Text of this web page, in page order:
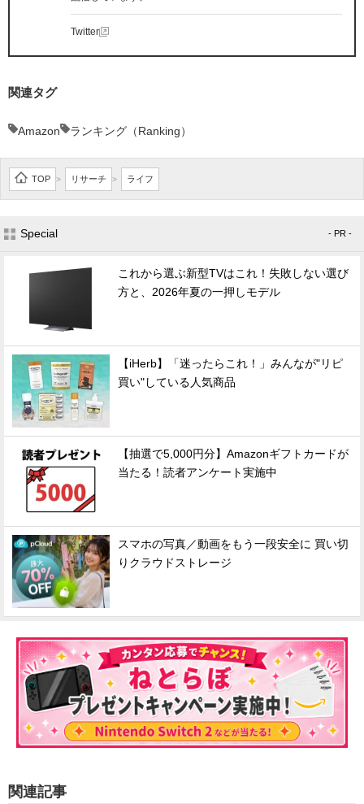
Twitter
関連タグ
Amazon ランキング（Ranking）
TOP > リサーチ > ライフ
Special - PR -
これから選ぶ新型TVはこれ！失敗しない選び
方と、2026年夏の一押しモデル
【iHerb】「迷ったらこれ！」みんなが"リピ
買い"している人気商品
【抽選で5,000円分】Amazonギフトカードが
当たる！読者アンケート実施中
スマホの写真／動画をもう一段安全に 買い切
りクラウドストレージ
関連記事